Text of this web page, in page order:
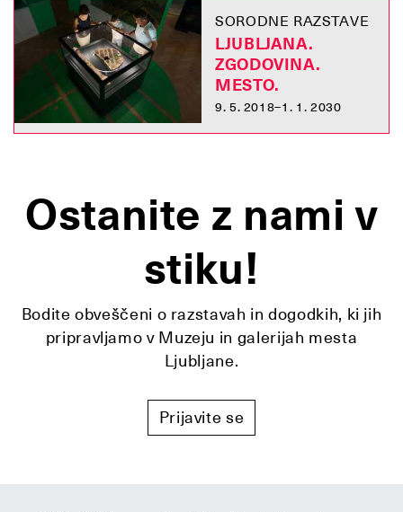
SORODNE RAZSTAVE
LJUBLJANA.
ZGODOVINA.
MESTO.
9. 5. 2018–1. 1. 2030
Ostanite z nami v
stiku!
Bodite obveščeni o razstavah in dogodkih, ki jih
pripravljamo v Muzeju in galerijah mesta
Ljubljane.
Prijavite se